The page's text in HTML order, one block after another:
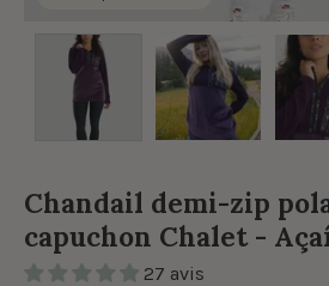
Chandail demi-zip
capuchon Chalet -
27 avis